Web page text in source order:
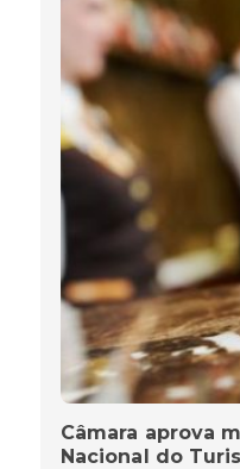
Câmara aprova
Nacional do